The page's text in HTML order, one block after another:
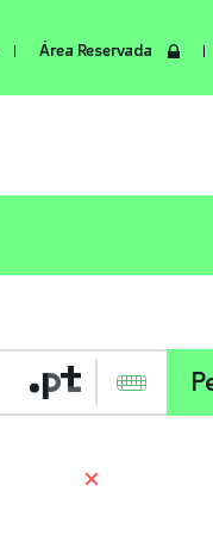
Área Reservada